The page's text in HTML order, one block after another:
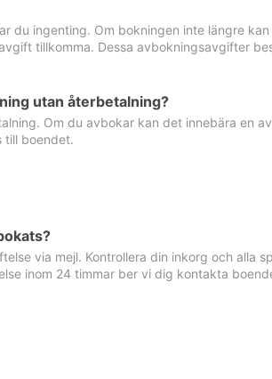
du ingenting. Om bokningen inte längre
tillkomma. Dessa avbokningsavgifter
utan återbetalning?
Om du avbokar kan det innebära en
till boendet.
via mejl. Kontrollera din inkorg och alla
inom 24 timmar ber vi dig kontakta